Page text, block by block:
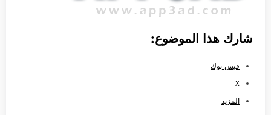
شارك هذا الموضوع:
فيس بوك
X
المزيد